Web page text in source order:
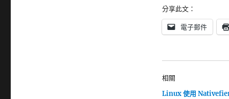
分享此文：
電子郵件
相關
Linux 使用